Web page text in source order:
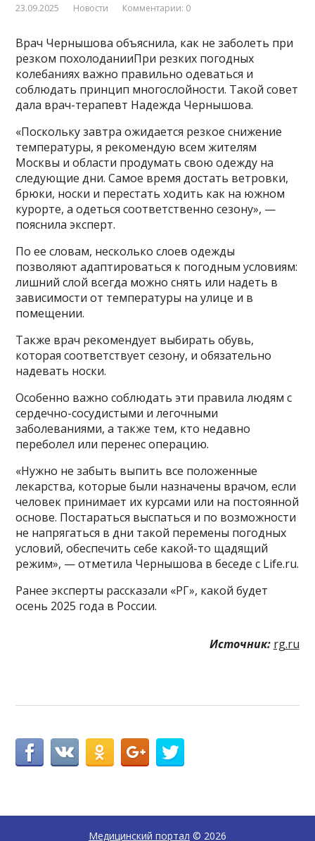
23.09.2025 Новости Комментарии: 0
Врач Чернышова объяснила, как не заболеть при
резком похолоданииПри резких погодных
колебаниях важно правильно одеваться и
соблюдать принцип многослойности. Такой совет
дала врач-терапевт Надежда Чернышова.
«Поскольку завтра ожидается резкое снижение
температуры, я рекомендую всем жителям
Москвы и области продумать свою одежду на
следующие дни. Самое время достать ветровки,
брюки, носки и перестать ходить как на южном
курорте, а одеться соответственно сезону», —
пояснила эксперт.
По ее словам, несколько слоев одежды
позволяют адаптироваться к погодным условиям:
лишний слой всегда можно снять или надеть в
зависимости от температуры на улице и в
помещении.
Также врач рекомендует выбирать обувь,
которая соответствует сезону, и обязательно
надевать носки.
Особенно важно соблюдать эти правила людям с
сердечно-сосудистыми и легочными
заболеваниями, а также тем, кто недавно
переболел или перенес операцию.
«Нужно не забыть выпить все положенные
лекарства, которые были назначены врачом, если
человек принимает их курсами или на постоянной
основе. Постараться выспаться и по возможности
не напрягаться в дни такой перемены погодных
условий, обеспечить себе какой-то щадящий
режим», — отметила Чернышова в беседе с Life.ru.
Ранее эксперты рассказали «РГ», какой будет
осень 2025 года в России.
Источник: rg.ru
Медицинский портал © 2026